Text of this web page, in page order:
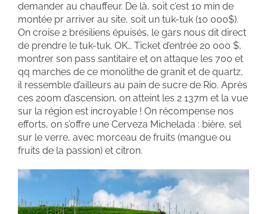
demander au chauffeur. De là, soit c’est 10 min de
montée pr arriver au site, soit un tuk-tuk (10 000$).
On croise 2 brésiliens épuisés, le gars nous dit direct
de prendre le tuk-tuk. OK… Ticket d’entrée 20 000 $,
montrer son pass santitaire et on attaque les 700 et
qq marches de ce monolithe de granit et de quartz,
il ressemble d’ailleurs au pain de sucre de Rio. Après
ces 200m d’ascension, on atteint les 2 137m et la vue
sur la région est incroyable ! On récompense nos
efforts, on s’offre une Cerveza Michelada : bière, sel
sur le verre, avec morceau de fruits (mangue ou
fruits de la passion) et citron.